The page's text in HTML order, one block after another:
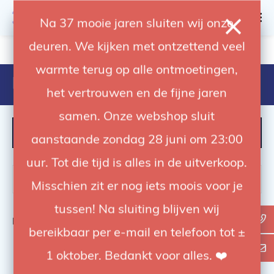
Na 37 mooie jaren sluiten wij onze
deuren. We kijken met ontzettend veel
warmte terug op alle ontmoetingen,
het vertrouwen en de fijne jaren
samen. Onze webshop sluit
aanstaande zondag 28 juni om 23:00
uur. Tot die tijd is alles in de uitverkoop.
Misschien zit er nog iets moois voor je
tussen! Na sluiting blijven wij
bereikbaar per e-mail en telefoon tot ±
1 oktober. Bedankt voor alles. ❤️
4.92 / 5 op trusted shops
Producten getagd met aputure
FILTER